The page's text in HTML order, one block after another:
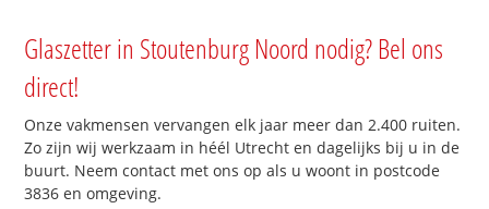
Glaszetter in Stoutenburg Noord nodig? Bel ons
direct!
Onze vakmensen vervangen elk jaar meer dan 2.400 ruiten.
Zo zijn wij werkzaam in héél Utrecht en dagelijks bij u in de
buurt. Neem contact met ons op als u woont in postcode
3836 en omgeving.